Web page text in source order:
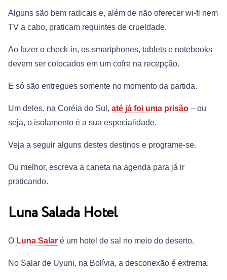
Alguns são bem radicais e, além de não oferecer wi-fi nem
TV a cabo, praticam requintes de crueldade.
Ao fazer o check-in, os smartphones, tablets e notebooks
devem ser colocados em um cofre na recepção.
E só são entregues somente no momento da partida.
Um deles, na Coréia do Sul, até já foi uma prisão – ou
seja, o isolamento é a sua especialidade.
Veja a seguir alguns destes destinos e programe-se.
Ou melhor, escreva a caneta na agenda para já ir
praticando.
Luna Salada Hotel
O Luna Salar é um hotel de sal no meio do deserto.
No Salar de Uyuni, na Bolívia, a desconexão é extrema.